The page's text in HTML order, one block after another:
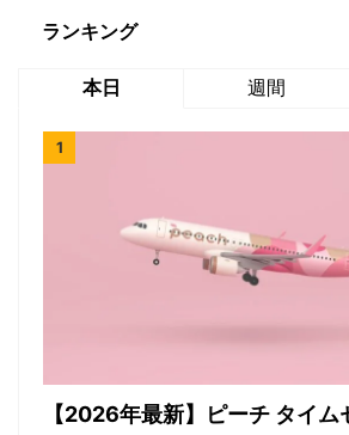
ランキング
本日 週間
【2026年最新】ピーチ タイ